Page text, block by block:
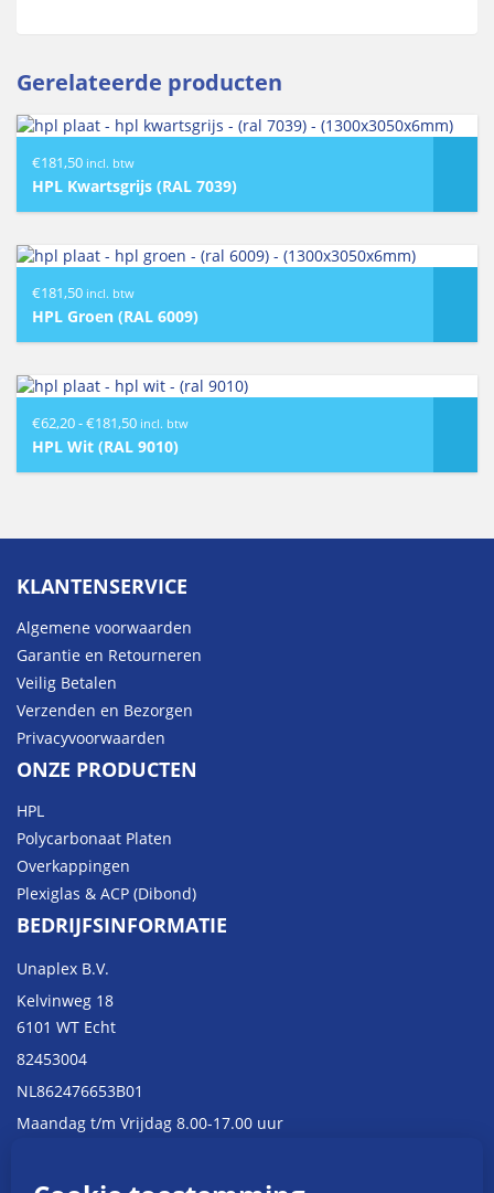
Gerelateerde producten
€181,50 incl. btw
HPL Kwartsgrijs (RAL 7039)
€181,50 incl. btw
HPL Groen (RAL 6009)
€62,20-€181,50Prijsklasse:
€62,20
incl. btw
HPL Wit (RAL 9010)
KLANTENSERVICE
Algemene voorwaarden
Garantie en Retourneren
Veilig Betalen
Verzenden en Bezorgen
Privacyvoorwaarden
ONZE PRODUCTEN
HPL
Polycarbonaat Platen
Overkappingen
Plexiglas & ACP (Dibond)
BEDRIJFSINFORMATIE
Unaplex B.V.
Kelvinweg 18
6101 WT Echt
82453004
NL862476653B01
Maandag t/m Vrijdag 8.00-17.00 uur